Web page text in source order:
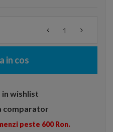
in cos
in wishlist
comparator
peste 600 Ron.